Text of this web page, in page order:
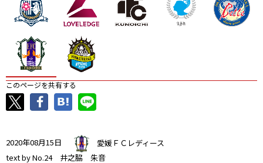
このページを共有する
2020年08月15日
愛媛ＦＣレディース
text by No.24 井之脇 朱音